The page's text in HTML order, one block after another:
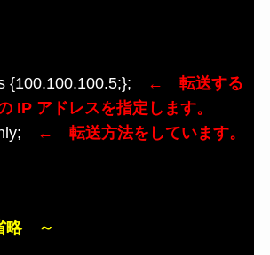
;};
← 転送する
IP アドレスを指定します。
← 転送方法をしています。
～